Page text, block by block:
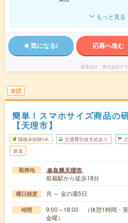
もっと見る
気になる! 応募へ進む
派遣会社 株式会社ナ
未読
簡単！スマホサイズ商品の
【天理市】
職種未経験OK 交通費別途支給あり
派遣
勤務地 奈良県天理市
前栽駅から徒歩18分
曜日頻度 月 ～ 金の週5日
時間
9:00～18:00 （休憩1時間・
金曜）